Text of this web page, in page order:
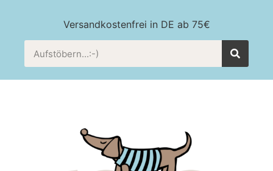
Versandkostenfrei in DE ab 75€